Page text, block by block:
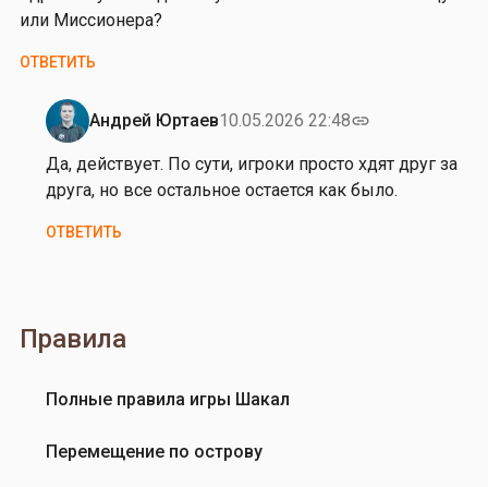
Гость
ч
е
!
М
о
ж
т
от
или Миссионера?
ОТВЕТИТЬ
Андрей Юртаев10.05.2026 22:48link
Ответ
на
З
р
т
у
т
Да, действует. По сути, игроки просто хдят друг за
друга, но все остальное остается как было.
ОТВЕТИТЬ
Правила
Полные правила игры Шакал
Перемещение по острову